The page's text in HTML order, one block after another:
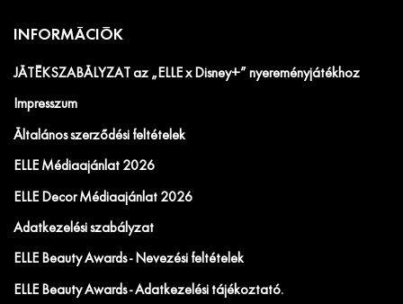
INFORMÁCIÓK
JÁTÉKSZABÁLYZAT az „ELLE x Disney+” nyereményjátékhoz
Impresszum
Általános szerződési feltételek
ELLE Médiaajánlat 2026
ELLE Decor Médiaajánlat 2026
Adatkezelési szabályzat
ELLE Beauty Awards - Nevezési feltételek
ELLE Beauty Awards - Adatkezelési tájékoztató.